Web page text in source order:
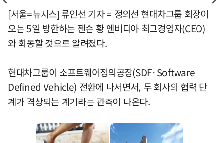
[서울=뉴시스] 류인선 기자 = 정의선 현대차그룹 회장이
오는 5일 방한하는 젠슨 황 엔비디아 최고경영자(CEO)
와 회동할 것으로 알려졌다.
현대차그룹이 소프트웨어정의공장(SDF·Software
Defined Vehicle) 전환에 나서면서, 두 회사의 협력 단
계가 격상되는 계기라는 관측이 나온다.